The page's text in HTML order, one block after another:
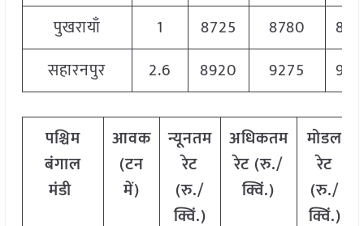
पुखरायाँ
1 8725 8780
सहारनपुर
2.6 8920 9275
पश्चिम
बंगाल
मंडी
आवक
(टन
में)
न्यूनतम
रेट
(रु./
क्विं.)
अधिकतम
रेट (रु./
क्विं.)
मोडल
रेट
(रु./
क्विं.)